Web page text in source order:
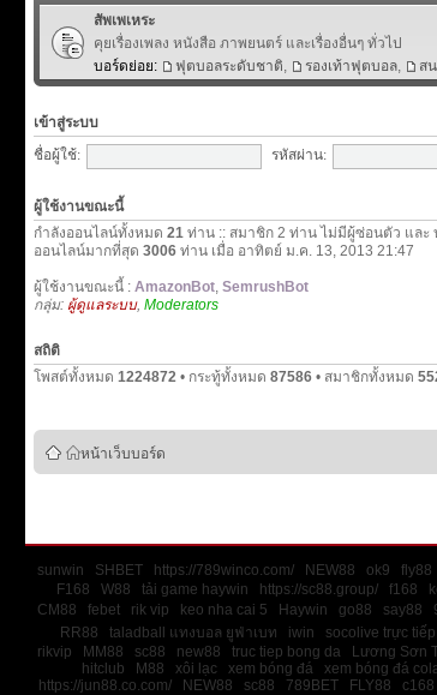
สัพเพเหระ
คุยเรื่องเพลง หนังสือ ภาพยนตร์ และเรื่องอื่นๆ ทั่วไป
บอร์ดย่อย:
ฟุตบอลระดับชาติ, รองเท้าฟุตบอล, ส
เข้าสู่ระบบ
ชื่อผู้ใช้:
รหัสผ่าน:
ผู้ใช้งานขณะนี้
กำลังออนไลน์ทั้งหมด 21ท่าน :: สมาชิก 2 ท่าน ไม่มีผู้ซ่อนตัว และ
ออนไลน์มากที่สุด 3006ท่าน เมื่อ อาทิตย์ ม.ค. 13, 2013 21:47
ผู้ใช้งานขณะนี้ : AmazonBot, SemrushBot
กลุ่ม: ผู้ดูแลระบบ, Moderators
สถิติ
โพสต์ทั้งหมด 1224872• กระทู้ทั้งหมด 87586• สมาชิกทั้งหมด
หน้าเว็บบอร์ด
sunwin SHBET https://789winco.com/ NEW88 ok9 fly88
F168
W88 tải game haywin https://sc88.group/ f168
CM88
febet rik vip keo nha cai 5 Haywin go88 say88
RR88
taladball แทงบอล ยูฟ่าเบท iwin socolive trực tiếp
rikvip
MM88 sc88 new88 truc tiep bong da Lương Sơn
hitclub
M88 xôi lạc xem bóng đá xem bóng đá
https://jun88.co.com/
NEW88 sc88 789BET FLY88 c168